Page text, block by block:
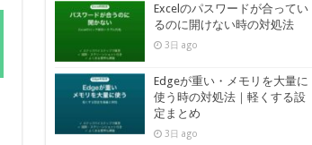
Excelのパスワードが合ってい
るのに開けない時の対処法
3日 ago
Edgeが重い・メモリを大量に
使う時の対処法｜軽くする設
定まとめ
3日 ago